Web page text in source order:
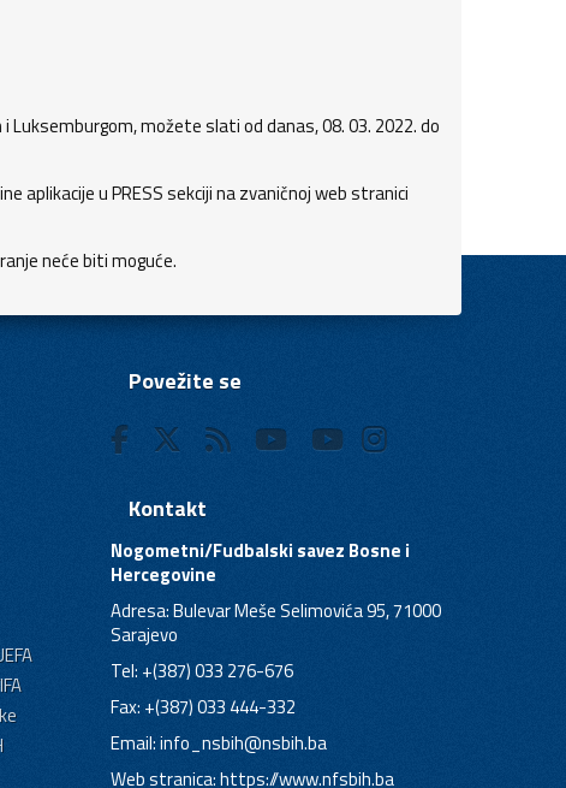
možete slati od danas, 08. 03. 2022. do
aplikacije u PRESS sekciji na zvaničnoj web stranici
neće biti moguće.
Povežite se
Kontakt
Nogometni/Fudbalski savez Bosne i
Hercegovine
Adresa: Bulevar Meše Selimovića 95, 71000
Sarajevo
Tel: +(387) 033 276-676
Fax: +(387) 033 444-332
Email:info_nsbih@nsbih.ba
Web stranica: https://www.nfsbih.ba